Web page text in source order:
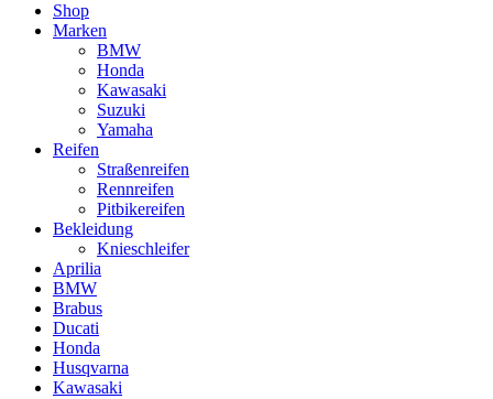
Shop
Marken
BMW
Honda
Kawasaki
Suzuki
Yamaha
Reifen
Straßenreifen
Rennreifen
Pitbikereifen
Bekleidung
Knieschleifer
Aprilia
BMW
Brabus
Ducati
Honda
Husqvarna
Kawasaki